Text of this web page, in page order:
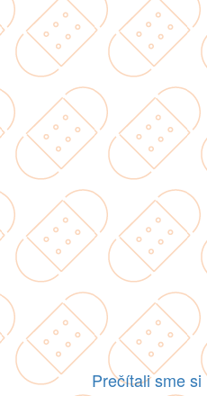
Prečítali sme si